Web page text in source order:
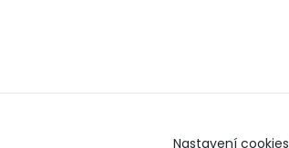
Nastavení cookies